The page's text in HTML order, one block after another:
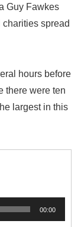
Guy Fawkes
spread
hours before
there were ten
largest in this
00:00